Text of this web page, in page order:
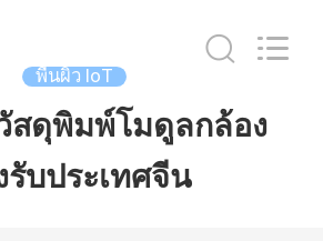
พื้นผิว IoT
สดุพิมพ์โมดูลกล้อง
รับประเทศจีน